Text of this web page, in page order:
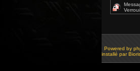
Powered by
installé par